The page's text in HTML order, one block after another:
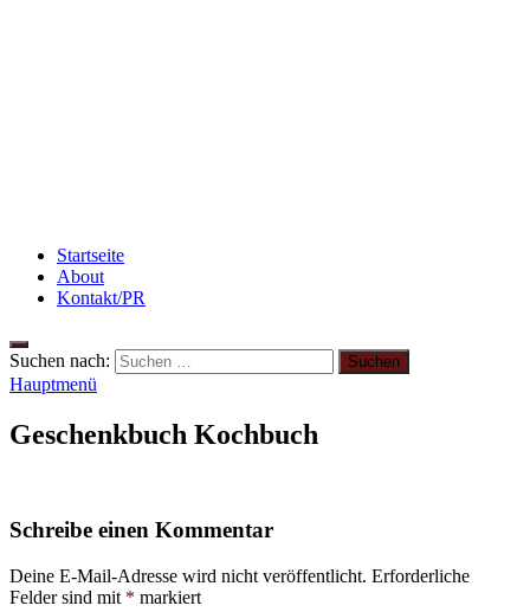
Startseite
About
Kontakt/PR
Suchen nach:
Hauptmenü
Geschenkbuch Kochbuch
Schreibe einen Kommentar
Deine E-Mail-Adresse wird nicht veröffentlicht. Erforderliche
Felder sind mit * markiert